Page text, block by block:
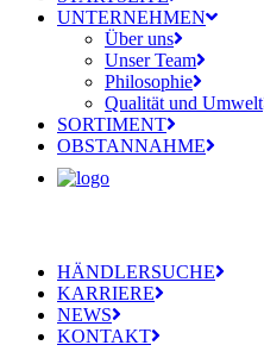
UNTERNEHMEN
Über uns
Unser Team
Philosophie
Qualität und Umwelt
SORTIMENT
OBSTANNAHME
HÄNDLERSUCHE
KARRIERE
NEWS
KONTAKT